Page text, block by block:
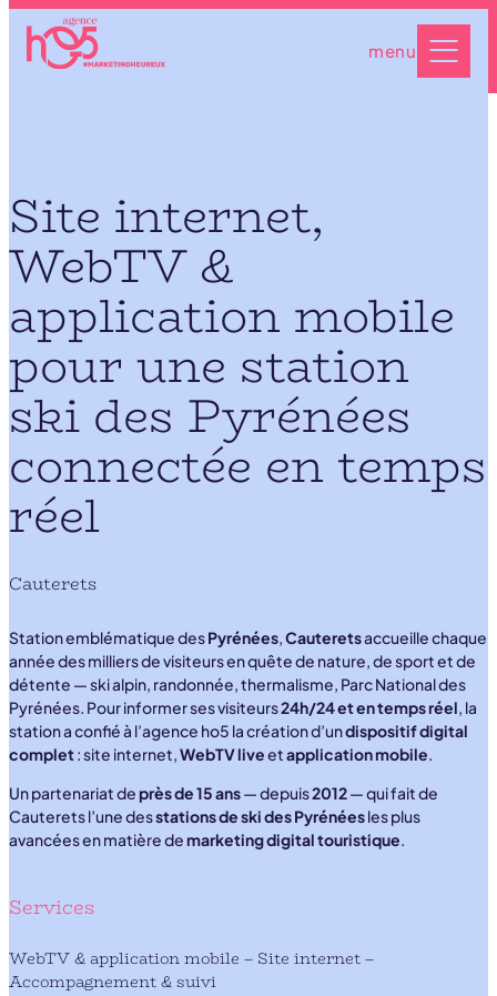
contenu
menu
Site internet,
WebTV &
application mobile
pour une station
ski des Pyrénées
connectée en temps
réel
Cauterets
Station emblématique desPyrénées,Cauteretsaccueille chaque
année des milliers de visiteurs en quête de nature, de sport et de
détente — ski alpin, randonnée, thermalisme, Parc National des
Pyrénées. Pour informer ses visiteurs24h/24 et en temps réel, la
station a confié à l’agence ho5 la création d’undispositif digital
complet: site internet,WebTV liveetapplication mobile.
Un partenariat deprès de 15 ans— depuis2012— qui fait de
Cauterets l’une desstations de ski des Pyrénéesles plus
avancées en matière demarketing digital touristique.
Services
WebTV & application mobile – Site internet –
Accompagnement & suivi